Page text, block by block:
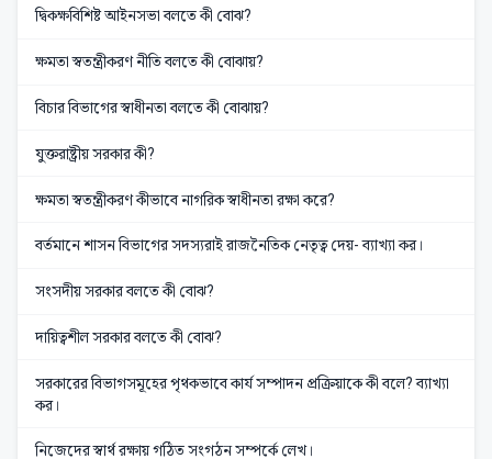
দ্বিকক্ষবিশিষ্ট আইনসভা বলতে কী বোঝ?
ক্ষমতা স্বতন্ত্রীকরণ নীতি বলতে কী বোঝায়?
বিচার বিভাগের স্বাধীনতা বলতে কী বোঝায়?
যুক্তরাষ্ট্রীয় সরকার কী?
ক্ষমতা স্বতন্ত্রীকরণ কীভাবে নাগরিক স্বাধীনতা রক্ষা করে?
বর্তমানে শাসন বিভাগের সদস্যরাই রাজনৈতিক নেতৃত্ব দেয়- ব্যাখ্যা কর।
সংসদীয় সরকার বলতে কী বোঝ?
দায়িত্বশীল সরকার বলতে কী বোঝ?
সরকারের বিভাগসমূহের পৃথকভাবে কার্য সম্পাদন প্রক্রিয়াকে কী বলে? ব্যাখ্যা
কর।
নিজেদের স্বার্থ রক্ষায় গঠিত সংগঠন সম্পর্কে লেখ।